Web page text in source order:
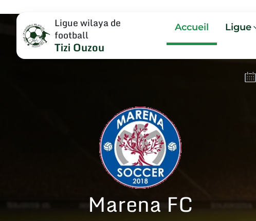
Ligue wilaya de
football
Tizi Ouzou
Accueil Ligue
Marena FC